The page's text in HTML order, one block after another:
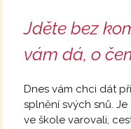
Jděte bez
vám dá, o
Dnes vám chci dát
splnění svých snů.
ve škole varovali,